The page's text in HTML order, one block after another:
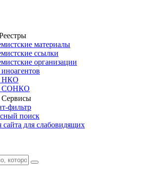
материалы
ссылки
организации
иноагентов
НКО
СОНКО
Cервисы
фильтр
поиск
сайта для слабовидящих